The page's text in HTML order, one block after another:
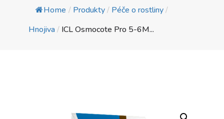
Home / Produkty/ Péče o rostliny/
Hnojiva/ ICL Osmocote Pro 5-6M...